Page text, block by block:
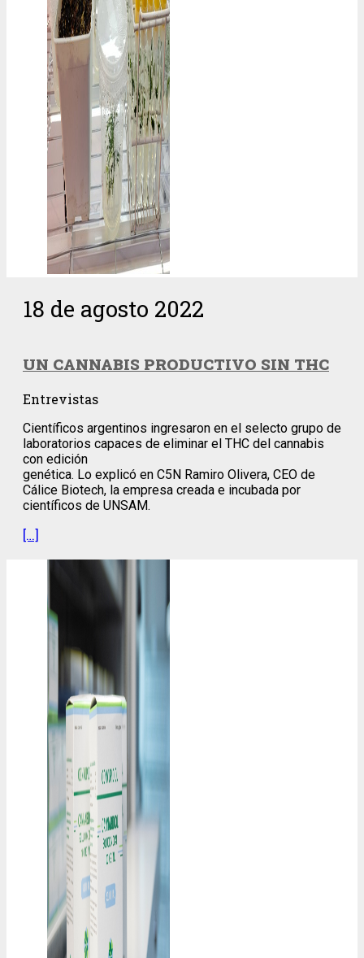
18 de agosto 2022
UN CANNABIS PRODUCTIVO SIN THC
Entrevistas
Científicos argentinos ingresaron en el selecto grupo de
laboratorios capaces de eliminar el THC del cannabis
con edición
genética. Lo explicó en C5N Ramiro Olivera, CEO de
Cálice Biotech, la empresa creada e incubada por
científicos de UNSAM.
[…]